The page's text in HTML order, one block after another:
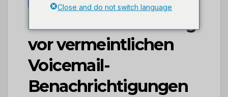
UNCATEGORIZED
POL-PPWP: Warnung
vor vermeintlichen
Voicemail-
Benachrichtigungen
Close and do not switch language